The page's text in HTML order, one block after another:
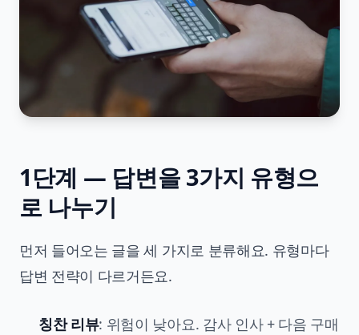
1단계 — 답변을 3가지 유형으
로 나누기
먼저 들어오는 글을 세 가지로 분류해요. 유형마다
답변 전략이 다르거든요.
칭찬 리뷰: 위험이 낮아요. 감사 인사 + 다음 구매